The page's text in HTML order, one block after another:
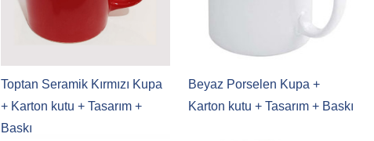
Toptan Seramik Kırmızı Kupa
+ Karton kutu + Tasarım +
Baskı
Beyaz Porselen Kupa +
Karton kutu + Tasarım + Baskı